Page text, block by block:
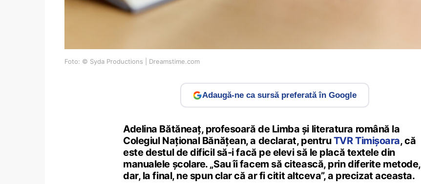
Foto: © Syda Productions | Dreamstime.com
Adaugă-ne ca sursă preferată în Google
Adelina Bătăneaț, profesoară de Limba și literatura română la
Colegiul Național Bănățean, a declarat, pentruTVR Timișoara, că
este destul de dificil să-i facă pe elevi să le placă textele din
manualele școlare. „Sau îi facem să citească, prin diferite metode,
dar, la final, ne spun clar că ar fi citit altceva”, a precizat aceasta.